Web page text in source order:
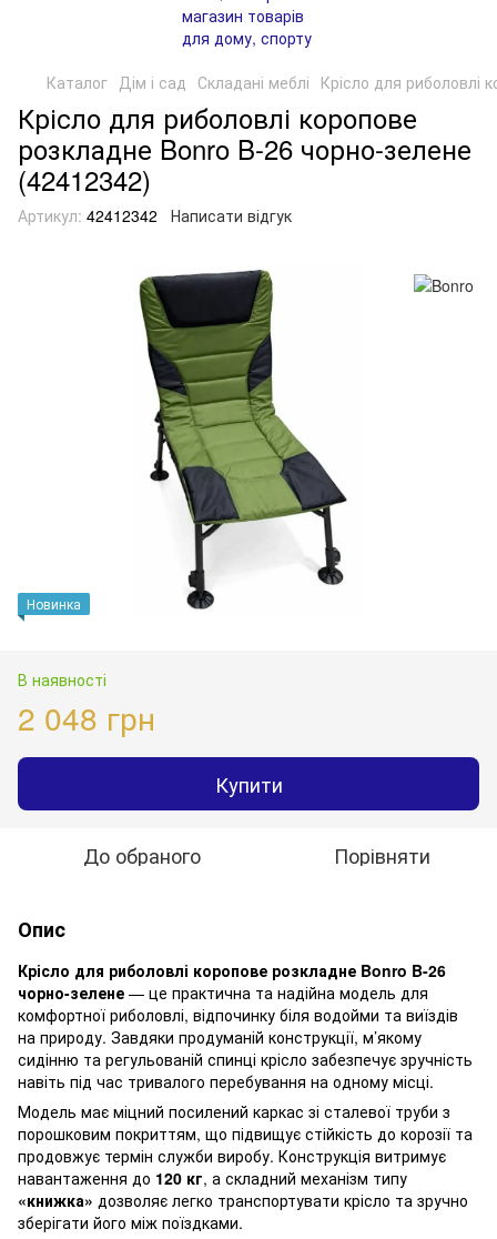
Каталог Дім і сад Складані меблі Крісло для риболовлі
Крісло для риболовлі коропове
розкладне Bonro B-26 чорно-зелене
(42412342)
Артикул: 42412342 Написати відгук
Новинка
В наявності
2 048 грн
Купити
До обраного Порівняти
Опис
Крісло для риболовлі коропове розкладне Bonro B-26
чорно-зелене — це практична та надійна модель для
комфортної риболовлі, відпочинку біля водойми та виїздів
на природу. Завдяки продуманій конструкції, м’якому
сидінню та регульованій спинці крісло забезпечує зручність
навіть під час тривалого перебування на одному місці.
Модель має міцний посилений каркас зі сталевої труби з
порошковим покриттям, що підвищує стійкість до корозії та
продовжує термін служби виробу. Конструкція витримує
навантаження до 120 кг, а складний механізм типу
«книжка» дозволяє легко транспортувати крісло та зручно
зберігати його між поїздками.